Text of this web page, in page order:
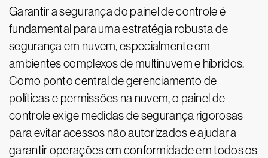
Garantir a segurança do painel de controle é
fundamental para uma estratégia robusta de
segurança em nuvem, especialmente em
ambientes complexos de multinuvem e híbridos.
Como ponto central de gerenciamento de
políticas e permissões na nuvem, o painel de
controle exige medidas de segurança rigorosas
para evitar acessos não autorizados e ajudar a
garantir operações em conformidade em todos os